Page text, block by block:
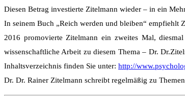
Diesen Betrag investierte Zitelmann wieder – in ein
In seinem Buch „Reich werden und bleiben“
2016 promovierte Zitelmann ein zweites Mal,
wissenschaftliche Arbeit zu diesem Thema – Dr.
Inhaltsverzeichnis finden Sie unter: http://
Dr. Dr. Rainer Zitelmann schreibt regelmäßig zu